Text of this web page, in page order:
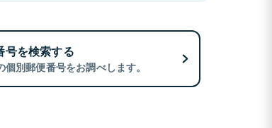
号を検索する
別郵便番号をお調べします。